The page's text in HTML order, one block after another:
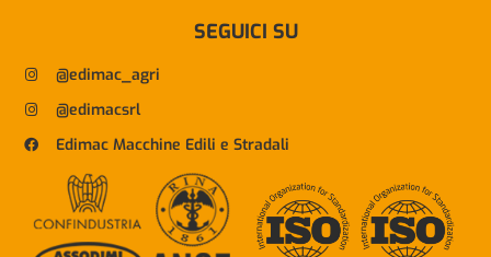
SEGUICI SU
@edimac_agri
@edimacsrl
Edimac Macchine Edili e Stradali